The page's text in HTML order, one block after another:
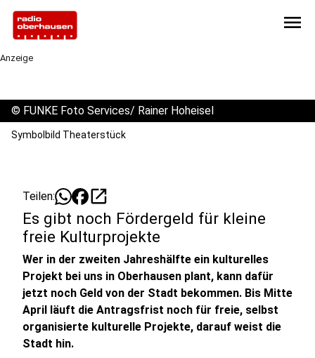
menu
Anzeige
© FUNKE Foto Services/ Rainer Hoheisel
Symbolbild Theaterstück
Teilen: open_in_new
Es gibt noch Fördergeld für kleine
freie Kulturprojekte
Wer in der zweiten Jahreshälfte ein kulturelles
Projekt bei uns in Oberhausen plant, kann dafür
jetzt noch Geld von der Stadt bekommen. Bis Mitte
April läuft die Antragsfrist noch für freie, selbst
organisierte kulturelle Projekte, darauf weist die
Stadt hin.